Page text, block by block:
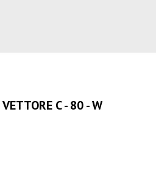
C - 80 - W